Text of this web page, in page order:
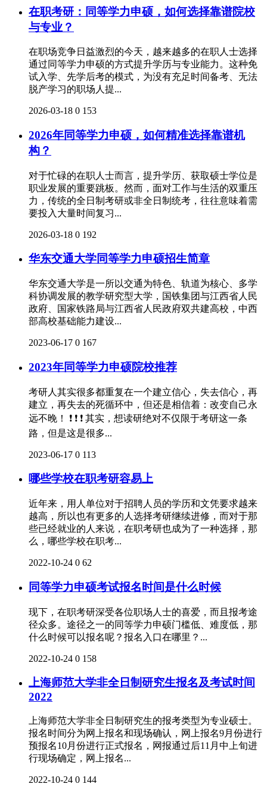
在职考研：同等学力申硕，如何选择靠谱院校
与专业？
在职场竞争日益激烈的今天，越来越多的在职人士选择
通过同等学力申硕的方式提升学历与专业能力。这种免
试入学、先学后考的模式，为没有充足时间备考、无法
脱产学习的职场人提...
2026-03-18 0 153
2026年同等学力申硕，如何精准选择靠谱机
构？
对于忙碌的在职人士而言，提升学历、获取硕士学位是
职业发展的重要跳板。然而，面对工作与生活的双重压
力，传统的全日制考研或非全日制统考，往往意味着需
要投入大量时间复习...
2026-03-18 0 192
华东交通大学同等学力申硕招生简章
华东交通大学是一所以交通为特色、轨道为核心、多学
科协调发展的教学研究型大学，国铁集团与江西省人民
政府、国家铁路局与江西省人民政府双共建高校，中西
部高校基础能力建设...
2023-06-17 0 167
2023年同等学力申硕院校推荐
考研人其实很多都重复在一个建立信心，失去信心，再
建立，再失去的死循环中，但还是相信着：改变自己永
远不晚！ ❗ ❗ ❗ 其实，想读研绝对不仅限于考研这一条
路，但是这是很多...
2023-06-17 0 113
哪些学校在职考研容易上
近年来，用人单位对于招聘人员的学历和文凭要求越来
越高，所以也有更多的人选择考研继续进修，而对于那
些已经就业的人来说，在职考研也成为了一种选择，那
么，哪些学校在职考...
2022-10-24 0 62
同等学力申硕考试报名时间是什么时候
现下，在职考研深受各位职场人士的喜爱，而且报考途
径众多。途径之一的同等学力申硕门槛低、难度低，那
什么时候可以报名呢？报名入口在哪里？...
2022-10-24 0 158
上海师范大学非全日制研究生报名及考试时间
2022
上海师范大学非全日制研究生的报考类型为专业硕士。
报名时间分为网上报名和现场确认，网上报名9月份进行
预报名10月份进行正式报名，网报通过后11月中上旬进
行现场确定，网上报名...
2022-10-24 0 144